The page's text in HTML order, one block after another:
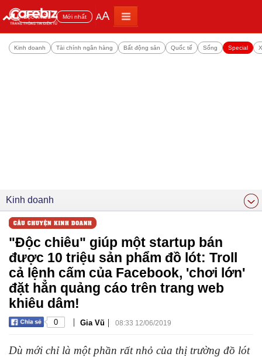
Đọc nhiều Mới nhất AA
Kinh doanh Tài chính ngân hàng Bất động sản Quốc tế Sống Special
Kinh doanh
"Độc chiêu" giúp một startup bán
được 10 triệu sản phẩm đồ lót: Troll
cả lệnh cấm của Facebook, 'chơi lớn'
đặt hẳn quảng cáo trên trang web
khiêu dâm!
0 | Gia Vũ | 08:33 12/06/2019
Dù mới chỉ là một phần rất nhỏ của thị trường đồ lót